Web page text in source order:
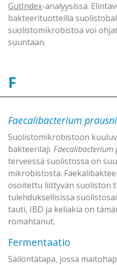
GutIndex-analyysissä.
bakteerituotteilla
suolistomikrobistoa voi
suuntaan.
F
Faecalibacterium
Suolistomikrobistoon
bakteerilaji. Faecalibacterium
terveessä suolistossa on
mikrobistosta.
osoitettu liittyvän suoliston
tulehduksellisissa
tauti, IBD ja keliakia on
romahtanut.
Fermentaatio
Säilöntätapa, jossa